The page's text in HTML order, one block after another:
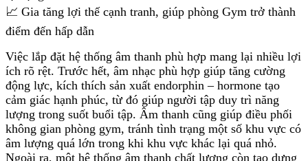
📈 Gia tăng lợi thế cạnh tranh, giúp phòng Gym trở thành
điểm đến hấp dẫn
Việc lắp đặt hệ thống âm thanh phù hợp mang lại nhiều lợi
ích rõ rệt. Trước hết, âm nhạc phù hợp giúp tăng cường
động lực, kích thích sản xuất endorphin – hormone tạo
cảm giác hạnh phúc, từ đó giúp người tập duy trì năng
lượng trong suốt buổi tập. Âm thanh cũng giúp điều phối
không gian phòng gym, tránh tình trạng một số khu vực có
âm lượng quá lớn trong khi khu vực khác lại quá nhỏ.
Ngoài ra, một hệ thống âm thanh chất lượng còn tạo dựng